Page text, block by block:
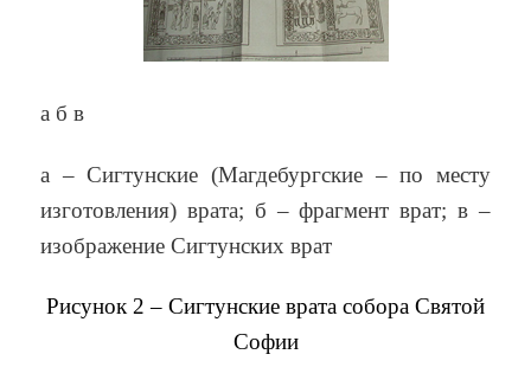
а б в
а – Сигтунские (Магдебургские – по месту
изготовления) врата; б – фрагмент врат; в –
изображение Сигтунских врат
Рисунок 2 – Сигтунские врата собора Святой
Софии